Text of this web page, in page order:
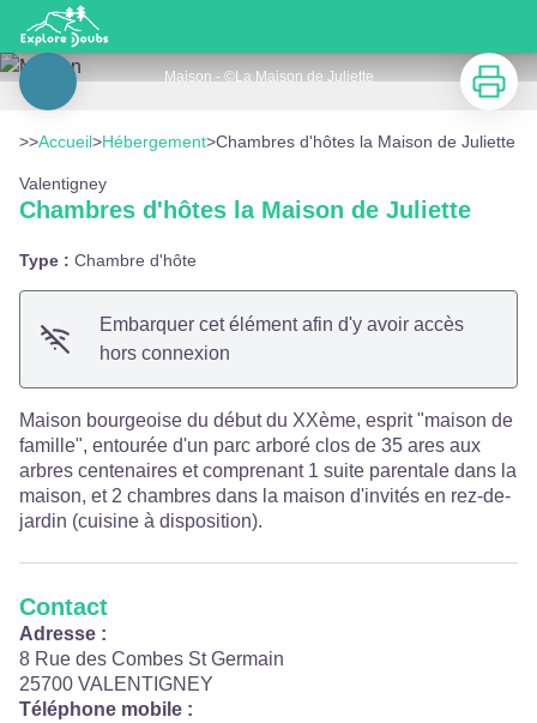
Chambres d'hôtes la Maison de Juliette
Maison - ©La Maison de Juliette
Voir l'image en plein écran
Imprimer
>>Accueil>Hébergement>Chambres d'hôtes la Maison de Juliette
Valentigney
Chambres d'hôtes la Maison de Juliette
Type : Chambre d'hôte
Embarquer cet élément afin d'y avoir accès
hors connexion
Maison bourgeoise du début du XXème, esprit "maison de
famille", entourée d'un parc arboré clos de 35 ares aux
arbres centenaires et comprenant 1 suite parentale dans la
maison, et 2 chambres dans la maison d'invités en rez-de-
jardin (cuisine à disposition).
Contact
Adresse :
8 Rue des Combes St Germain
25700 VALENTIGNEY
Téléphone mobile :